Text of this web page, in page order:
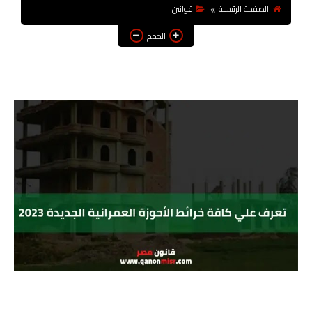
الصفحة الرئيسية
قوانين
الحجم